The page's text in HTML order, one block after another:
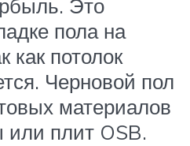
Это
пола на
как потолок
Черновой пол
материалов
плит OSB.